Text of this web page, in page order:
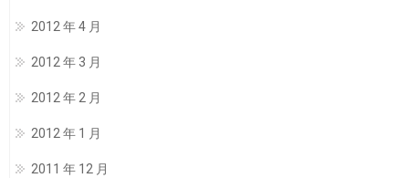
2012 年 4 月
2012 年 3 月
2012 年 2 月
2012 年 1 月
2011 年 12 月